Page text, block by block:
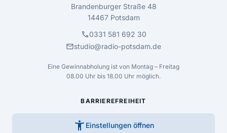
Brandenburger Straße 48
14467 Potsdam
call0331 581 692 30
mailstudio@radio-potsdam.de
Eine Gewinnabholung ist von Montag – Freitag
08.00 Uhr bis 18.00 Uhr möglich.
BARRIEREFREIHEIT
accessibility_new Einstellungen öffnen